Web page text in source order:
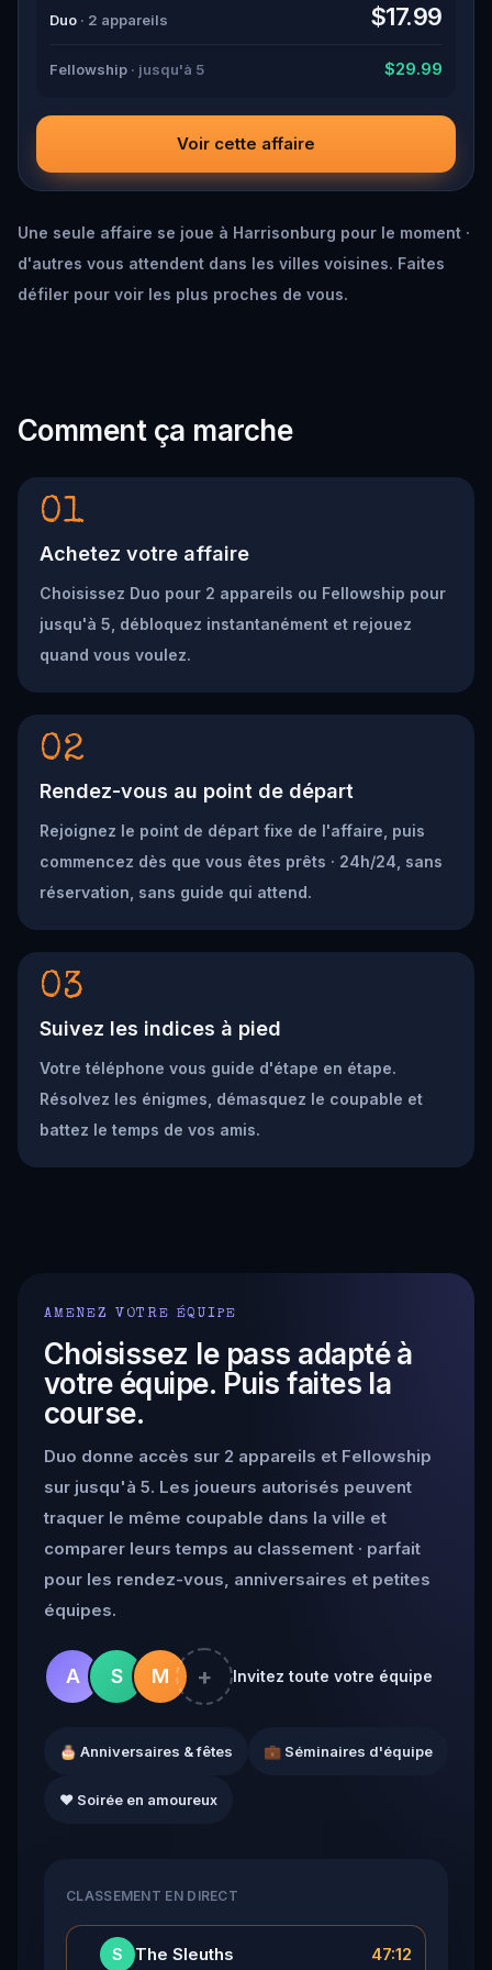
Duo · 2 appareils $17.99
Fellowship · jusqu'à 5 $29.99
Voir cette affaire
Une seule affaire se joue à Harrisonburg pour le moment ·
d'autres vous attendent dans les villes voisines. Faites
défiler pour voir les plus proches de vous.
Comment ça marche
01
Achetez votre affaire
Choisissez Duo pour 2 appareils ou Fellowship pour
jusqu'à 5, débloquez instantanément et rejouez
quand vous voulez.
02
Rendez-vous au point de départ
Rejoignez le point de départ fixe de l'affaire, puis
commencez dès que vous êtes prêts · 24h/24, sans
réservation, sans guide qui attend.
03
Suivez les indices à pied
Votre téléphone vous guide d'étape en étape.
Résolvez les énigmes, démasquez le coupable et
battez le temps de vos amis.
AMENEZ VOTRE ÉQUIPE
Choisissez le pass adapté à
votre équipe. Puis faites la
course.
Duo donne accès sur 2 appareils et Fellowship
sur jusqu'à 5. Les joueurs autorisés peuvent
traquer le même coupable dans la ville et
comparer leurs temps au classement · parfait
pour les rendez-vous, anniversaires et petites
équipes.
A S M + Invitez toute votre équipe
🎂 Anniversaires & fêtes 💼 Séminaires d'équipe
❤️ Soirée en amoureux
CLASSEMENT EN DIRECT
S The Sleuths 47:12